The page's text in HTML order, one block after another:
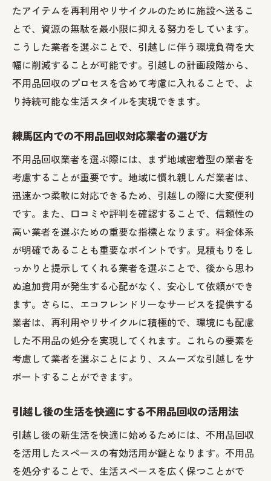
わせ方法
不用品回収サービスの選定基準
引越し時のおすすめ不用品回収プラン
練馬区の不用品回収サービスの実績と評価
不用品回収を依頼する際の注意点
の賢い使い方
不用品回収の申し込み手順と流れ
賢い不用品回収で得られる経済的なメリッ
ト
不用品回収を最大限に活用するための工夫
練馬区の不用品回収サービスの割引情報
不用品回収と廃棄物管理の新しいトレンド
不用品回収後の生活空間の活用アイデア
ストレスフリーな引越しを実現する不用品回収
のヒントと練馬区のサービス
引越しストレスを軽減する不用品回収の秘
訣
練馬区での人気不用品回収サービスの特徴
引越し後に快適な生活を送るための不用品
回収活用法
不用品回収で環境に優しい引越しを実現す
る方法
たアイテムを再利用やリサイクルのために施設へ送るこ
とで、資源の無駄を最小限に抑える努力をしています。
こうした業者を選ぶことで、引越しに伴う環境負荷を大
幅に削減することが可能です。引越しの計画段階から、
不用品回収のプロセスを含めて考慮に入れることで、よ
り持続可能な生活スタイルを実現できます。
練馬区内での不用品回収対応業者の選び方
不用品回収業者を選ぶ際には、まず地域密着型の業者を
考慮することが重要です。地域に慣れ親しんだ業者は、
迅速かつ柔軟に対応できるため、引越しの際に大変便利
です。また、口コミや評判を確認することで、信頼性の
高い業者を選ぶための重要な指標となります。料金体系
が明確であることも重要なポイントです。見積もりをし
っかりと提示してくれる業者を選ぶことで、後から思わ
ぬ追加費用が発生する心配がなく、安心して依頼ができ
ます。さらに、エコフレンドリーなサービスを提供する
業者は、再利用やリサイクルに積極的で、環境にも配慮
した不用品の処分を実現してくれます。これらの要素を
考慮して業者を選ぶことにより、スムーズな引越しをサ
ポートすることができます。
引越し後の生活を快適にする不用品回収の活用法
引越し後の新生活を快適に始めるためには、不用品回収
を活用したスペースの有効活用が鍵となります。不用品
を処分することで、生活スペースを広く保つことがで